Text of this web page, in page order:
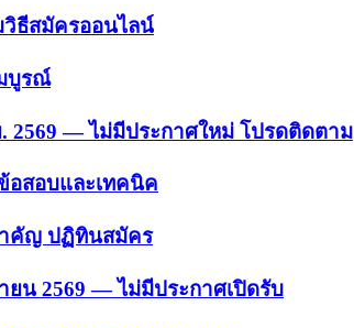
วิธีสมัครออนไลน์
บูรณ์
2569 — ไม่มีประกาศใหม่ โปรดติดตาม
อสอบและเทคนิค
ำคัญ ปฏิทินสมัคร
ยน 2569 — ไม่มีประกาศเปิดรับ